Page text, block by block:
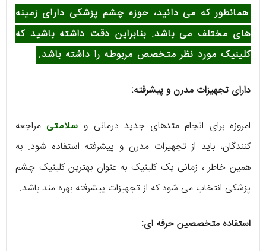
همانطور که می دانید، حوزه چشم پزشکی دارای زمینه
های مختلف می باشد. بنابراین دقت داشته باشید که
کلینیک مورد نظر متخصص مربوطه را داشته باشد.
دارای تجهیزات مدرن و پیشرفته:
امروزه برای انجام متدهای جدید درمانی و سلامتیمراجعه
کنندگان، باید از تجهیزات مدرن و پیشرفته استفاده شود. به
همین خاطر ، زمانی یک کلینیک به عنوان بهترین کلینیک چشم
پزشکی انتخاب می شود که از تجهیزات پیشرفته بهره مند باشد.
استفاده متخصصین حرفه ای: